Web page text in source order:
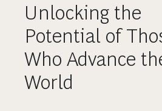
Unlocking the
Potential of
Who Advance
World